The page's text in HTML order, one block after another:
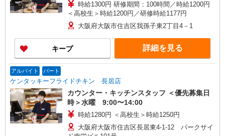
時給1300円 研修期間：100時間／時給1200円
＜高校生＞時給1200円／研修時給1177円
大阪府大阪市住吉区我孫子東2丁目4－1
キープ 詳細を見る
アルバイト パート
ケンタッキーフライドチキン 長居店
カウンター・キッチンスタッフ ＜優先募集日
時＞水曜 9:00〜14:00
時給1280円 ＜高校生＞時給1250円
大阪府大阪市住吉区長居東4-1-12 パークサイ